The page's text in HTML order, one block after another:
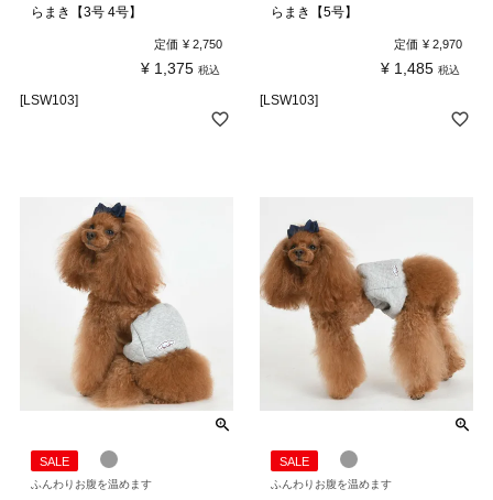
らまき【3号 4号】
定価 ¥ 2,750
¥ 1,375 税込
[LSW103]
らまき【5号】
定価 ¥ 2,970
¥ 1,485 税込
[LSW103]
SALE
ふんわりお腹を温めます
SALE
ふんわりお腹を温めます